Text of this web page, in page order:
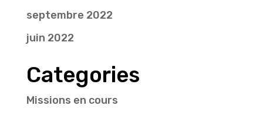
septembre 2022
juin 2022
Categories
Missions en cours